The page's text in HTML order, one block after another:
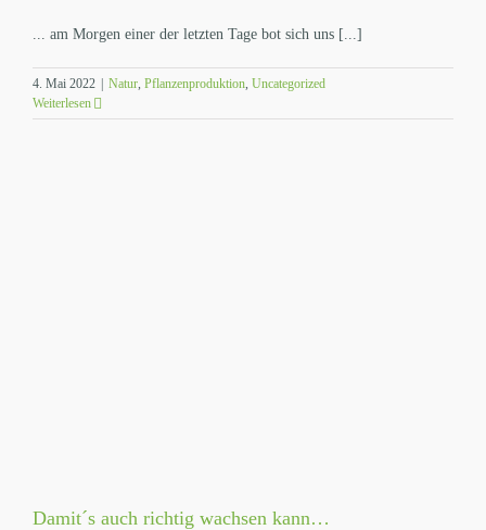
... am Morgen einer der letzten Tage bot sich uns [...]
4. Mai 2022 Natur, Pflanzenproduktion, Uncategorized
Weiterlesen
Damit´s auch richtig wachsen kann…